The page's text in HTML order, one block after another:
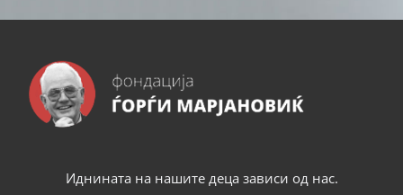
Иднината на нашите деца зависи од нас.